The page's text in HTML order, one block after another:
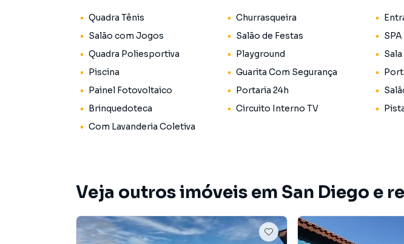
✨ Lareira
✨ Sistema de ar-condicionado
✨ Laje técnica
✨ Ambientes amplos e sofisticados
✨ Excelente iluminação natural
🌿 Área externa e lazer privativo
🏊 Piscina integrada ao espaço de convivência
Perfeito para receber amigos e familiares com conforto e sofisticação.
🏘️ Condomínio Paisagem Clair
Quadra Tênis Churrasqueira
Salão com Jogos
Salão de Festas
SPA
Quadra Poliesportiva
Playground
Piscina
Guarita Com Segurança
Painel Fotovoltaico
Portaria 24h
Brinquedoteca
Circuito Interno TV
Com Lavanderia Coletiva
Veja outros imóveis em San Diego e